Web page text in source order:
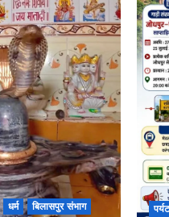
धर्म बिलासपुर संभाग